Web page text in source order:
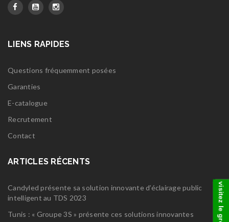
LIENS RAPIDES
Questions fréquemment posées
Garanties
E-catalogue
Recrutement
Contact
ARTICLES RÉCENTS
Candyled présente sa solution innovante d’éclairage public
intelligent au TDS 2023
Tunis : « Groupe 3S » présente ces solutions innovantes
visitez le groupe